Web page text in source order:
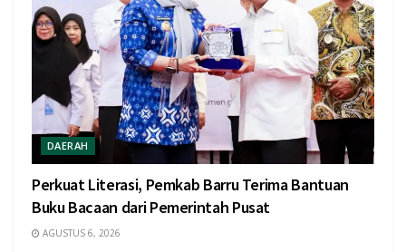
DAERAH
Perkuat Literasi, Pemkab Barru Terima Bantuan
Buku Bacaan dari Pemerintah Pusat
AGUSTUS 6, 2026